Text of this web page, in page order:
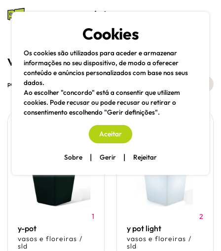
mesas e cadeiras
Pesquisa
vasos e floreiras
partilhe
1
y-pot
vasos e floreiras /
sld
2
y pot light
vasos e floreiras /
sld
Cookies
Os cookies são utilizados para aceder e armazenar
informações no seu dispositivo, de modo a oferecer
conteúdo e anúncios personalizados com base nos seus
dados.
Ao escolher "concordo" está a consentir que utilizem
cookies. Pode recusar ou pode recusar ou retirar o
consentimento escolhendo "Gerir definições".
Aceitar
Sobre | Gerir | Rejeitar